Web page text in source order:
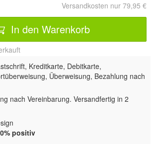
Versandkosten nur 79,95 €
In den Warenkorb
Kreditkarte, Debitkarte,
Überweisung, Bezahlung nach
nach Vereinbarung. Versandfertig in 2
positiv